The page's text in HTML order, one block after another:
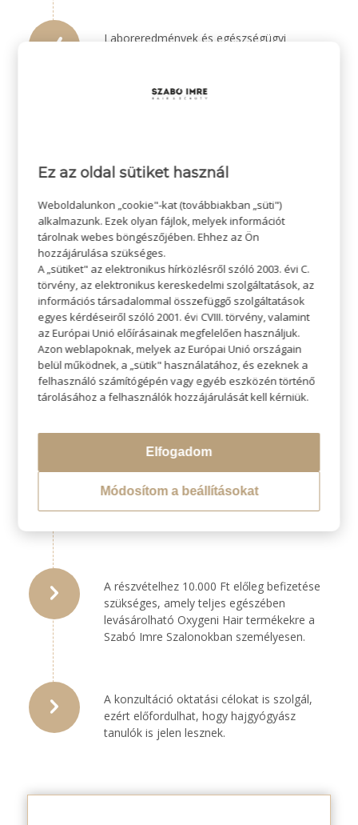
Laboreredmények és egészségügyi
Egyéni termékajánlást
Fontos tudnivalók
A konzultáció időtartama körülbelül 45 perc.
A konzultáció során kizárólag diagnózis és
A részvételhez 10.000 Ft előleg befizetése
szükséges, amely teljes egészében
levásárolható Oxygeni Hair termékekre a
Szabó Imre Szalonokban személyesen.
A konzultáció oktatási célokat is szolgál,
ezért előfordulhat, hogy hajgyógyász
tanulók is jelen lesznek.
Ez az oldal sütiket használ
Weboldalunkon „cookie"-kat (továbbiakban „süti")
alkalmazunk. Ezek olyan fájlok, melyek információt
tárolnak webes böngészőjében. Ehhez az Ön
hozzájárulása szükséges.
A „sütiket" az elektronikus hírközlésről szóló 2003. évi C.
törvény, az elektronikus kereskedelmi szolgáltatások, az
információs társadalommal összefüggő szolgáltatások
egyes kérdéseiről szóló 2001. évi CVIII. törvény, valamint
az Európai Unió előírásainak megfelelően használjuk.
Azon weblapoknak, melyek az Európai Unió országain
belül működnek, a „sütik" használatához, és ezeknek a
felhasználó számítógépén vagy egyéb eszközén történő
tárolásához a felhasználók hozzájárulását kell kérniük.
Elfogadom
Módosítom a beállításokat